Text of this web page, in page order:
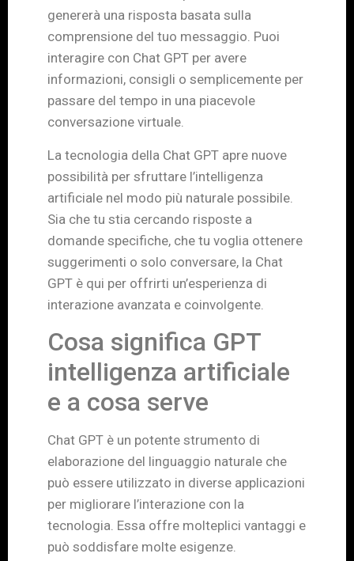
genererà una risposta basata sulla
comprensione del tuo messaggio. Puoi
interagire con Chat GPT per avere
informazioni, consigli o semplicemente per
passare del tempo in una piacevole
conversazione virtuale.
La tecnologia della Chat GPT apre nuove
possibilità per sfruttare l’intelligenza
artificiale nel modo più naturale possibile.
Sia che tu stia cercando risposte a
domande specifiche, che tu voglia ottenere
suggerimenti o solo conversare, la Chat
GPT è qui per offrirti un’esperienza di
interazione avanzata e coinvolgente.
Cosa significa GPT
intelligenza artificiale
e a cosa serve
Chat GPT è un potente strumento di
elaborazione del linguaggio naturale che
può essere utilizzato in diverse applicazioni
per migliorare l’interazione con la
tecnologia. Essa offre molteplici vantaggi e
può soddisfare molte esigenze.